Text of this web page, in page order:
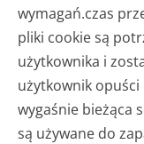
wymagań.czas
pliki cookie są
użytkownika i
użytkownik
wygaśnie bieżąca
są używane do